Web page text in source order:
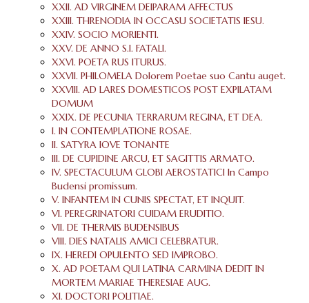
XXII. AD VIRGINEM DEIPARAM AFFECTUS
XXIII. THRENODIA IN OCCASU SOCIETATIS IESU.
XXIV. SOCIO MORIENTI.
XXV. DE ANNO S.I. FATALI.
XXVI. POETA RUS ITURUS.
XXVII. PHILOMELA Dolorem Poetae suo Cantu auget.
XXVIII. AD LARES DOMESTICOS POST EXPILATAM
DOMUM
XXIX. DE PECUNIA TERRARUM REGINA, ET DEA.
I. IN CONTEMPLATIONE ROSAE.
II. SATYRA IOVE TONANTE
III. DE CUPIDINE ARCU, ET SAGITTIS ARMATO.
IV. SPECTACULUM GLOBI AEROSTATICI In Campo
Budensi promissum.
V. INFANTEM IN CUNIS SPECTAT, ET INQUIT.
VI. PEREGRINATORI CUIDAM ERUDITIO.
VII. DE THERMIS BUDENSIBUS
VIII. DIES NATALIS AMICI CELEBRATUR.
IX. HEREDI OPULENTO SED IMPROBO.
X. AD POETAM QUI LATINA CARMINA DEDIT IN
MORTEM MARIAE THERESIAE AUG.
XI. DOCTORI POLITIAE.